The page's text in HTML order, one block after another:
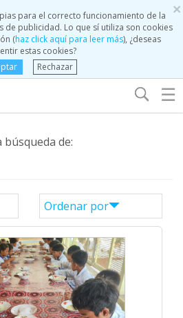
×
para el correcto funcionamiento de la
de publicidad. Lo que sí utiliza son cookies
(haz click aquí para leer más), ¿deseas
estas cookies?
Rechazar
☰
búsqueda de:
Ordenar por